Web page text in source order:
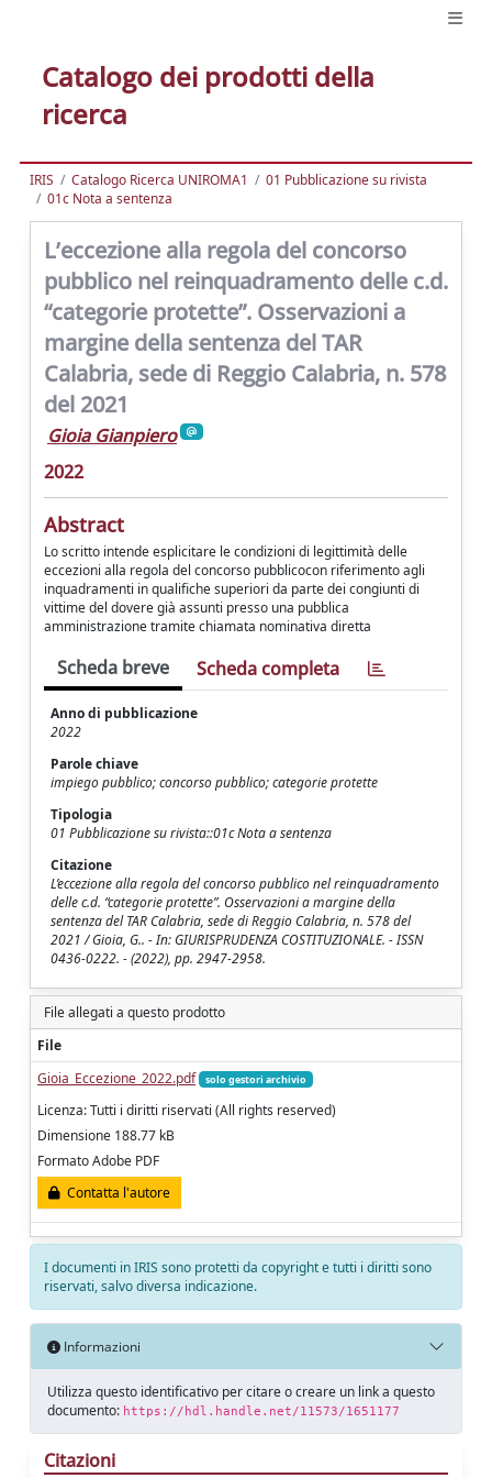
Catalogo dei prodotti della
ricerca
IRIS Catalogo Ricerca UNIROMA1
01 Pubblicazione su rivista
01c Nota a sentenza
L’eccezione alla regola del concorso
pubblico nel reinquadramento delle c.d.
“categorie protette”. Osservazioni a
margine della sentenza del TAR
Calabria, sede di Reggio Calabria, n. 578
del 2021
Gioia Gianpiero
2022
Abstract
Lo scritto intende esplicitare le condizioni di legittimità delle
eccezioni alla regola del concorso pubblicocon riferimento agli
inquadramenti in qualifiche superiori da parte dei congiunti di
vittime del dovere già assunti presso una pubblica
amministrazione tramite chiamata nominativa diretta
Scheda breve Scheda completa
Anno di pubblicazione
2022
Parole chiave
impiego pubblico; concorso pubblico; categorie protette
Tipologia
01 Pubblicazione su rivista::01c Nota a sentenza
Citazione
L’eccezione alla regola del concorso pubblico nel reinquadramento
delle c.d. “categorie protette”. Osservazioni a margine della
sentenza del TAR Calabria, sede di Reggio Calabria, n. 578 del
2021 / Gioia, G.. - In: GIURISPRUDENZA COSTITUZIONALE. - ISSN
0436-0222. - (2022), pp. 2947-2958.
File allegati a questo prodotto
File
Gioia_Eccezione_2022.pdf
solo gestori archivio
Licenza: Tutti i diritti riservati (All rights reserved)
Dimensione 188.77 kB
Formato Adobe PDF
Contatta l'autore
I documenti in IRIS sono protetti da copyright e tutti i diritti sono
riservati, salvo diversa indicazione.
Informazioni
Utilizza questo identificativo per citare o creare un link a questo
documento: https://hdl.handle.net/11573/1651177
Citazioni